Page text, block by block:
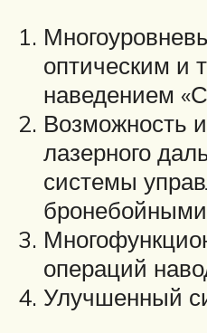
оптическим и
наведением
Возможность
лазерного
системы
операций
Улучшенный